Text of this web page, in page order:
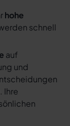
hohe
schnell
auf
und
Ihre